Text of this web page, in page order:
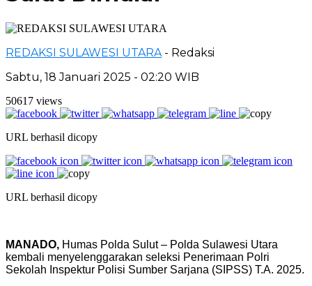
REDAKSI SULAWESI UTARA - Redaksi
Sabtu, 18 Januari 2025 - 02:20 WIB
50617 views
URL berhasil dicopy
URL berhasil dicopy
MANADO, Humas Polda Sulut – Polda Sulawesi Utara
kembali menyelenggarakan seleksi Penerimaan Polri
Sekolah Inspektur Polisi Sumber Sarjana (SIPSS) T.A. 2025.